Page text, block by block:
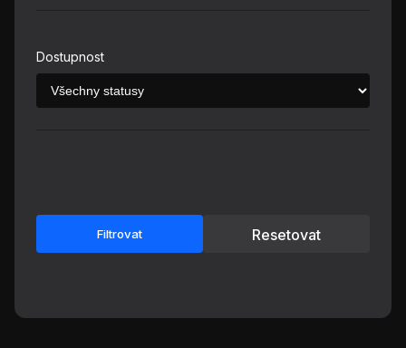
Dostupnost
Filtrovat Resetovat